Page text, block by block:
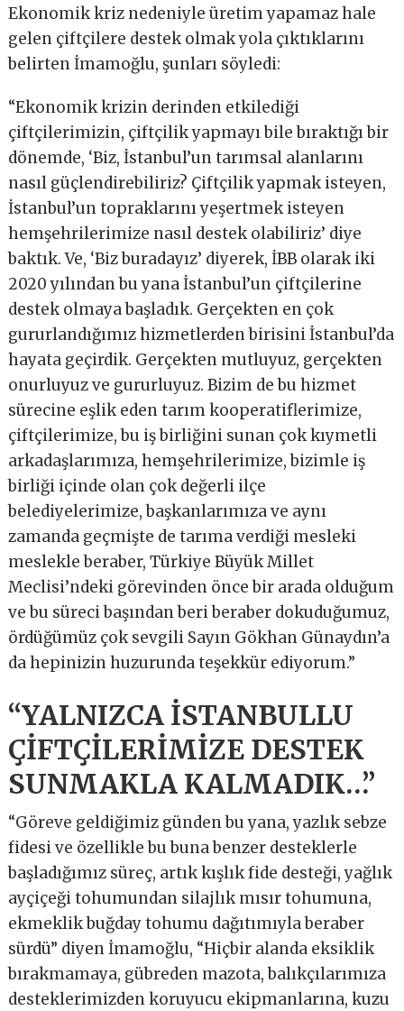
Ekonomik kriz nedeniyle üretim yapamaz hale
gelen çiftçilere destek olmak yola çıktıklarını
belirten İmamoğlu, şunları söyledi:
“Ekonomik krizin derinden etkilediği
çiftçilerimizin, çiftçilik yapmayı bile bıraktığı bir
dönemde, ‘Biz, İstanbul’un tarımsal alanlarını
nasıl güçlendirebiliriz? Çiftçilik yapmak isteyen,
İstanbul’un topraklarını yeşertmek isteyen
hemşehrilerimize nasıl destek olabiliriz’ diye
baktık. Ve, ‘Biz buradayız’ diyerek, İBB olarak iki
2020 yılından bu yana İstanbul’un çiftçilerine
destek olmaya başladık. Gerçekten en çok
gururlandığımız hizmetlerden birisini İstanbul’da
hayata geçirdik. Gerçekten mutluyuz, gerçekten
onurluyuz ve gururluyuz. Bizim de bu hizmet
sürecine eşlik eden tarım kooperatiflerimize,
çiftçilerimize, bu iş birliğini sunan çok kıymetli
arkadaşlarımıza, hemşehrilerimize, bizimle iş
birliği içinde olan çok değerli ilçe
belediyelerimize, başkanlarımıza ve aynı
zamanda geçmişte de tarıma verdiği mesleki
meslekle beraber, Türkiye Büyük Millet
Meclisi’ndeki görevinden önce bir arada olduğum
ve bu süreci başından beri beraber dokuduğumuz,
ördüğümüz çok sevgili Sayın Gökhan Günaydın’a
da hepinizin huzurunda teşekkür ediyorum.”
“YALNIZCA İSTANBULLU
ÇİFTÇİLERİMİZE DESTEK
SUNMAKLA KALMADIK…”
“Göreve geldiğimiz günden bu yana, yazlık sebze
fidesi ve özellikle bu buna benzer desteklerle
başladığımız süreç, artık kışlık fide desteği, yağlık
ayçiçeği tohumundan silajlık mısır tohumuna,
ekmeklik buğday tohumu dağıtımıyla beraber
sürdü” diyen İmamoğlu, “Hiçbir alanda eksiklik
bırakmamaya, gübreden mazota, balıkçılarımıza
desteklerimizden koruyucu ekipmanlarına, kuzu